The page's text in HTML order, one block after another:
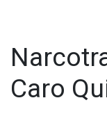
Caro